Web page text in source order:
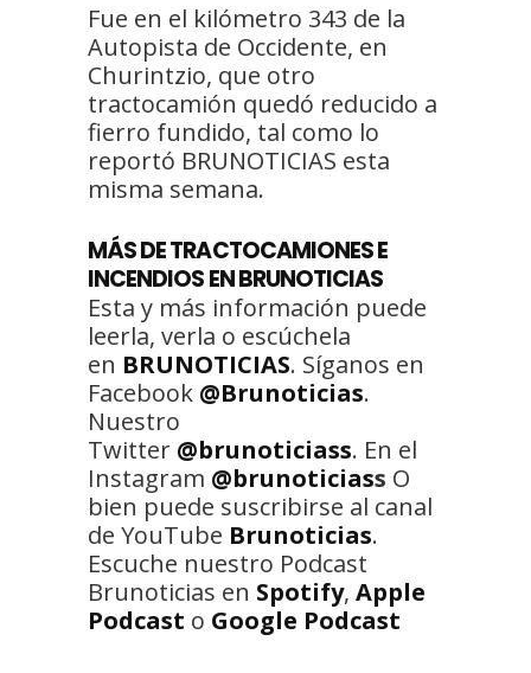
Fue en el kilómetro 343 de la
Autopista de Occidente, en
Churintzio, que otro
tractocamión quedó reducido a
fierro fundido, tal como lo
reportó BRUNOTICIAS esta
misma semana.
MÁS DE TRACTOCAMIONES E
INCENDIOS EN BRUNOTICIAS
Esta y más información puede
leerla, verla o escúchela
en BRUNOTICIAS. Síganos en
Facebook @Brunoticias.
Nuestro
Twitter @brunoticiass. En el
Instagram @brunoticiass O
bien puede suscribirse al canal
de YouTube Brunoticias.
Escuche nuestro Podcast
Brunoticias en Spotify, Apple
Podcast o Google Podcast